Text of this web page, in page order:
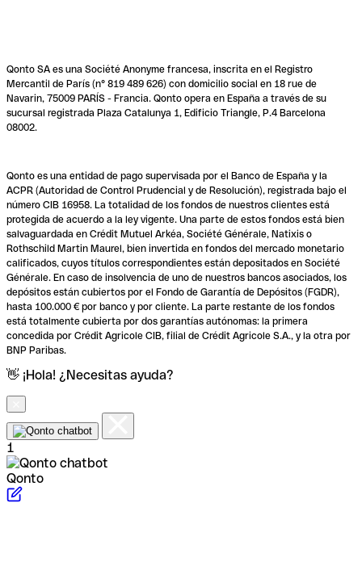
Qonto SA es una Société Anonyme francesa, inscrita en el Registro
Mercantil de París (n° 819 489 626) con domicilio social en 18 rue de
Navarin, 75009 PARÍS - Francia. Qonto opera en España a través de su
sucursal registrada Plaza Catalunya 1, Edificio Triangle, P.4 Barcelona
08002.
Qonto es una entidad de pago supervisada por el Banco de España y la
ACPR (Autoridad de Control Prudencial y de Resolución), registrada bajo el
número CIB 16958. La totalidad de los fondos de nuestros clientes está
protegida de acuerdo a la ley vigente. Una parte de estos fondos está bien
salvaguardada en Crédit Mutuel Arkéa, Société Générale, Natixis o
Rothschild Martin Maurel, bien invertida en fondos del mercado monetario
calificados, cuyos títulos correspondientes están depositados en Société
Générale. En caso de insolvencia de uno de nuestros bancos asociados, los
depósitos están cubiertos por el Fondo de Garantía de Depósitos (FGDR),
hasta 100.000 € por banco y por cliente. La parte restante de los fondos
está totalmente cubierta por dos garantías autónomas: la primera
concedida por Crédit Agricole CIB, filial de Crédit Agricole S.A., y la otra por
BNP Paribas.
👋 ¡Hola! ¿Necesitas ayuda?
1
Qonto